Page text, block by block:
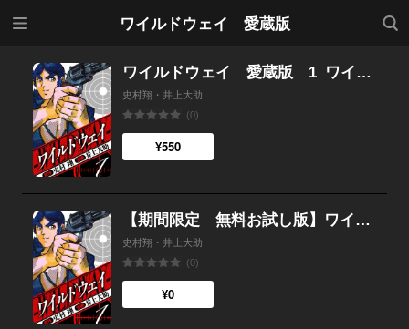
ワイルドウェイ 愛蔵版
検索
ワイルドウェイ 愛蔵版 1 ワイルドウェイ 愛蔵版
史村翔・井上大助
(0)
¥550
【期間限定 無料お試し版】ワイルドウェイ 愛蔵版 1
史村翔・井上大助
(0)
¥0